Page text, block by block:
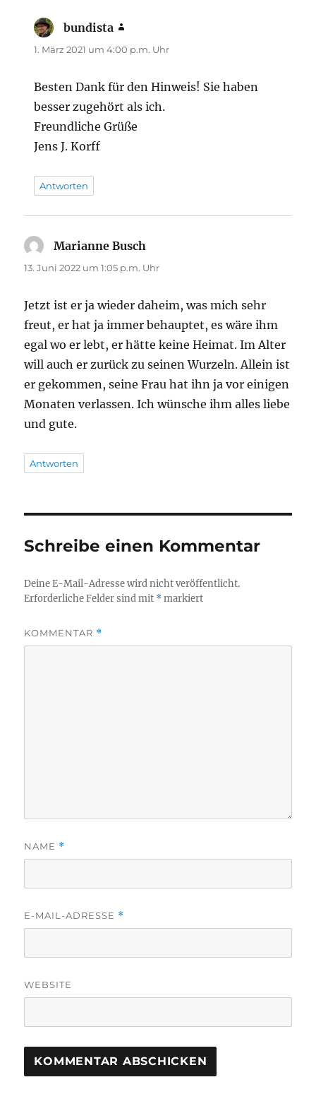
bundista
1. März 2021 um 4:00 p.m. Uhr
Besten Dank für den Hinweis! Sie haben
besser zugehört als ich.
Freundliche Grüße
Jens J. Korff
Antworten
Marianne Busch
13. Juni 2022 um 1:05 p.m. Uhr
Jetzt ist er ja wieder daheim, was mich sehr
freut, er hat ja immer behauptet, es wäre ihm
egal wo er lebt, er hätte keine Heimat. Im Alter
will auch er zurück zu seinen Wurzeln. Allein ist
er gekommen, seine Frau hat ihn ja vor einigen
Monaten verlassen. Ich wünsche ihm alles liebe
und gute.
Antworten
Schreibe einen Kommentar
Deine E-Mail-Adresse wird nicht veröffentlicht.
Erforderliche Felder sind mit *markiert
KOMMENTAR *
NAME *
E-MAIL-ADRESSE *
WEBSITE